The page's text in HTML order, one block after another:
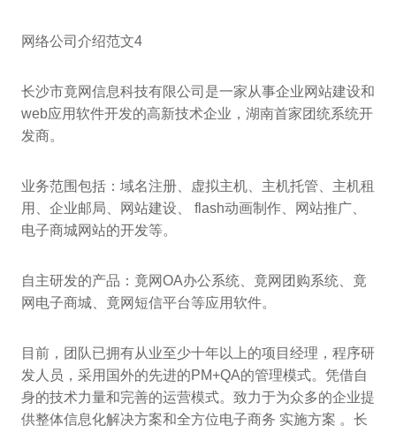
网络公司介绍范文4
长沙市竟网信息科技有限公司是一家从事企业网站建设和
web应用软件开发的高新技术企业，湖南首家团统系统开
发商。
业务范围包括：域名注册、虚拟主机、主机托管、主机租
用、企业邮局、网站建设、 flash动画制作、网站推广、
电子商城网站的开发等。
自主研发的产品：竟网OA办公系统、竟网团购系统、竟
网电子商城、竟网短信平台等应用软件。
目前，团队已拥有从业至少十年以上的项目经理，程序研
发人员，采用国外的先进的PM+QA的管理模式。凭借自
身的技术力量和完善的运营模式。致力于为众多的企业提
供整体信息化解决方案和全方位电子商务 实施方案 。长